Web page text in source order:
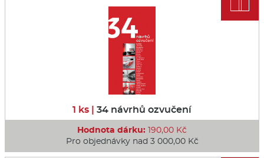
1 ks | 34 návrhů ozvučení
Hodnota dárku: 190,00 Kč
Pro objednávky nad 3 000,00 Kč